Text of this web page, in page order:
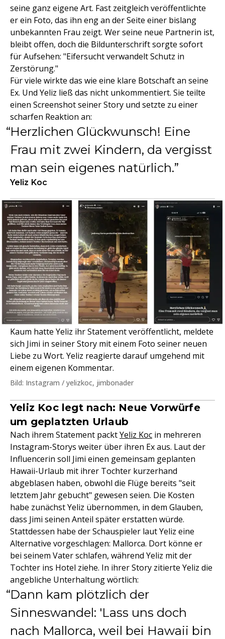
seine ganz eigene Art. Fast zeitgleich veröffentlichte
er ein Foto, das ihn eng an der Seite einer bislang
unbekannten Frau zeigt. Wer seine neue Partnerin ist,
bleibt offen, doch die Bildunterschrift sorgte sofort
für Aufsehen: "Eifersucht verwandelt Schutz in
Zerstörung."
Für viele wirkte das wie eine klare Botschaft an seine
Ex. Und Yeliz ließ das nicht unkommentiert. Sie teilte
einen Screenshot seiner Story und setzte zu einer
scharfen Reaktion an:
Herzlichen Glückwunsch! Eine
Frau mit zwei Kindern, da vergisst
man sein eigenes natürlich.
Yeliz Koc
Kaum hatte Yeliz ihr Statement veröffentlicht, meldete
sich Jimi in seiner Story mit einem Foto seiner neuen
Liebe zu Wort. Yeliz reagierte darauf umgehend mit
einem eigenen Kommentar.
Bild: Instagram / yelizkoc, jimbonader
Yeliz Koc legt nach: Neue Vorwürfe
um geplatzten Urlaub
Nach ihrem Statement packtYeliz Koc in mehreren
Instagram-Storys weiter über ihren Ex aus. Laut der
Influencerin soll Jimi einen gemeinsam geplanten
Hawaii-Urlaub mit ihrer Tochter kurzerhand
abgeblasen haben, obwohl die Flüge bereits "seit
letztem Jahr gebucht" gewesen seien. Die Kosten
habe zunächst Yeliz übernommen, in dem Glauben,
dass Jimi seinen Anteil später erstatten würde.
Stattdessen habe der Schauspieler laut Yeliz eine
Alternative vorgeschlagen: Mallorca. Dort könne er
bei seinem Vater schlafen, während Yeliz mit der
Tochter ins Hotel ziehe. In ihrer Story zitierte Yeliz die
angebliche Unterhaltung wörtlich:
Dann kam plötzlich der
Sinneswandel: 'Lass uns doch
nach Mallorca, weil bei Hawaii bin